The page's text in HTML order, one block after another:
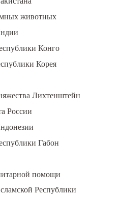
животных
Конго
Корея
Лихтенштейн
России
Габон
помощи
Республики